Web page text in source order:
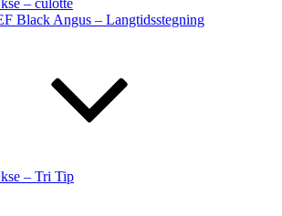
– culotte
Black Angus – Langtidsstegning
– Tri Tip